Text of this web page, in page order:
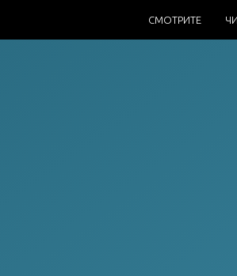
СМОТРИТЕ